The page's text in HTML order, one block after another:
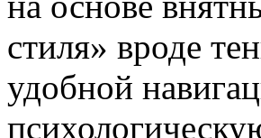
стиля» вроде
удобной